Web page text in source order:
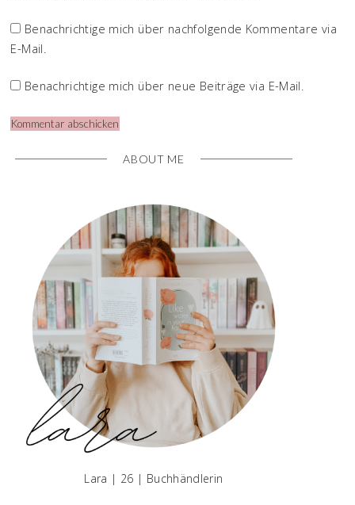
Benachrichtige mich über nachfolgende Kommentare via
E-Mail.
Benachrichtige mich über neue Beiträge via E-Mail.
ABOUT ME
Lara | 26 | Buchhändlerin